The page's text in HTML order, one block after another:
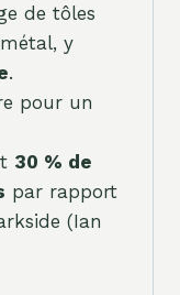
de tôles
y
.
pour un
30 % de
par rapport
(Ian